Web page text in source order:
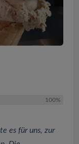
100%
es für uns, zur